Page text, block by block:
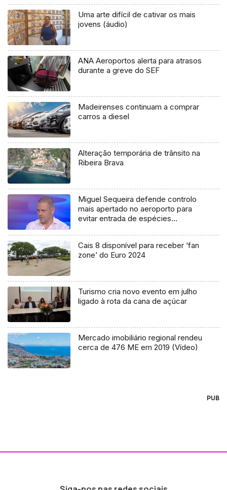
Uma arte difícil de cativar os mais
jovens (áudio)
ANA Aeroportos alerta para atrasos
durante a greve do SEF
Madeirenses continuam a comprar
carros a diesel
Alteração temporária de trânsito na
Ribeira Brava
Miguel Sequeira defende controlo
mais apertado no aeroporto para
evitar entrada de espécies
Cais 8 disponível para receber ‘fan
zone’ do Euro 2024
Turismo cria novo evento em julho
ligado à rota da cana de açúcar
Mercado imobiliário regional rendeu
cerca de 476 ME em 2019 (Vídeo)
PUB